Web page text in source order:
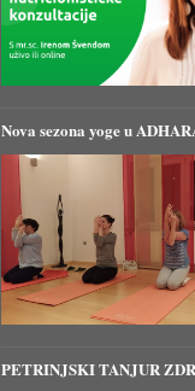
Nova sezona yoge u
PETRINJSKI TANJUR